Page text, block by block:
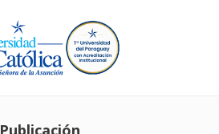
Publicación